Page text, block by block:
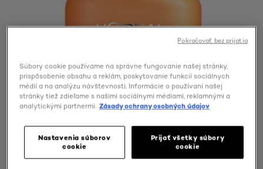
Súbory cookie používame na správne fungovanie našej stránky,
prispôsobenie obsahu a reklám, poskytovanie funkcií sociálnych
médií a na analýzu návštevnosti. Informácie o používaní našej
stránky tiež zdieľame s našimi sociálnymi médiami, reklamnými a
analytickými partnermi. Zásady ochrany osobných údajov
Nastavenia súborov
cookie
Prijať všetky súbory
cookie
Pokračovať bez prijatia